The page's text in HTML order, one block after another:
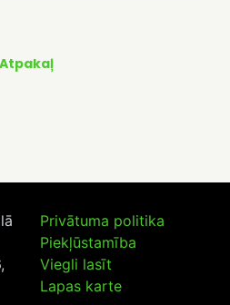
Atpakaļ
Privātuma politika
Piekļūstamība
Viegli lasīt
Lapas karte